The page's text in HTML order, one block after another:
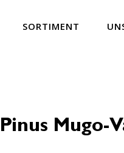
SORTIMENT
Pinus Mugo-